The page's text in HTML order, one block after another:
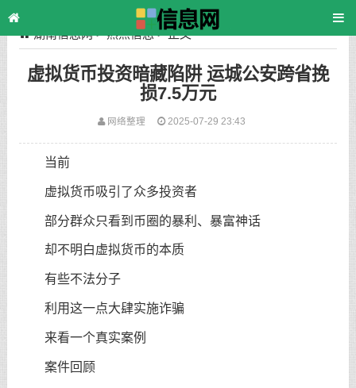
湖南信息网>热点信息> 正文
虚拟货币投资暗藏陷阱 运城公安跨省挽
损7.5万元
网络整理 2025-07-29 23:43
当前
虚拟货币吸引了众多投资者
部分群众只看到币圈的暴利、暴富神话
却不明白虚拟货币的本质
有些不法分子
利用这一点大肆实施诈骗
来看一个真实案例
案件回顾